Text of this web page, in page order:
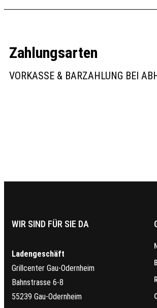
Zahlungsarten
VORKASSE & BARZAHLUNG BEI
WIR SIND FÜR SIE DA
Ladengeschäft
Grillcenter Gau-Odernheim
Bahnstrasse 6-8
55239 Gau-Odernheim